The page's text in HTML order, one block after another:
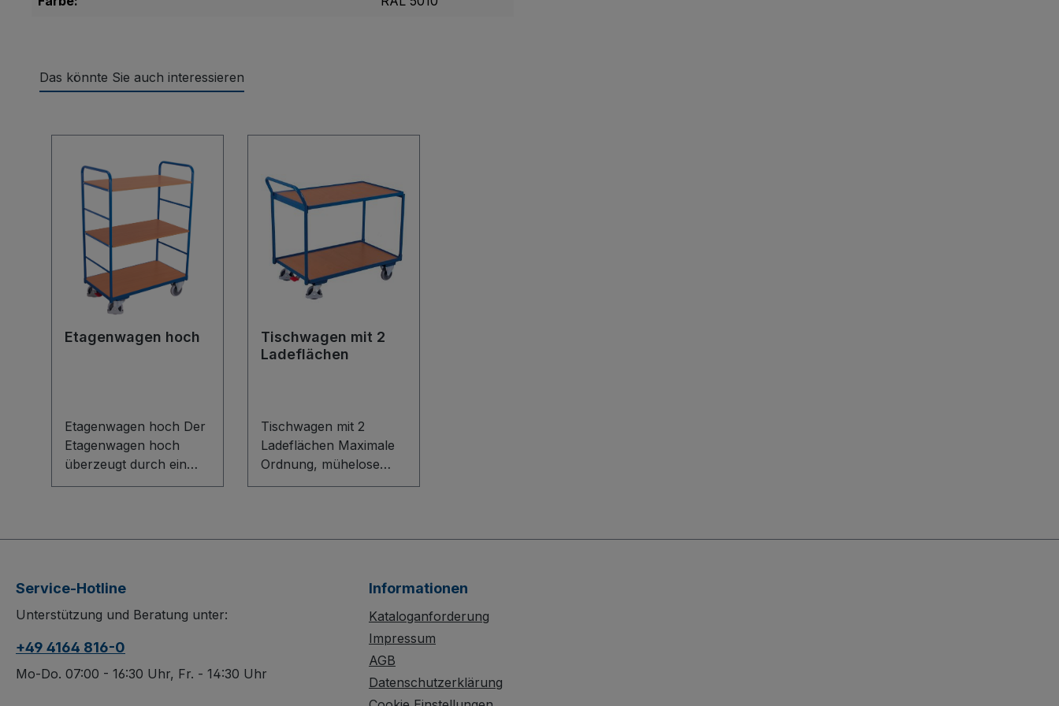
Das könnte Sie auch interessieren
Etagenwagen hoch
Etagenwagen hoch Der
Etagenwagen hoch
überzeugt durch ein
flexibles Baukasten-
robusten Etagenböden
zum einfachen
Einhängen. Die
oberflächengeschützte
n Flächen sind schlag-
Tischwagen mit 2
Ladeflächen
Tischwagen mit 2
Ladeflächen Maximale
Ordnung, mühelose
Mobilität: Der
durch sein flexibles
Bodenkonstruktion im
innovativen L-Profil.
Holzwerkstoffplatten
mit 15 mm hohem Rand
schützen Ihr
Transportgut, während
Service-Hotline
Unterstützung und Beratung unter:
+49 4164 816-0
Mo-Do. 07:00 - 16:30 Uhr, Fr. - 14:30 Uhr
Informationen
Kataloganforderung
Impressum
AGB
Datenschutzerklärung